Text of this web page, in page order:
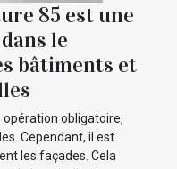
85 est une
le
bâtiments et
obligatoire,
Cependant, il est
les façades. Cela